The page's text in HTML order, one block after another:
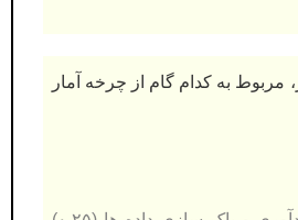
مربوط به کدام گام از چرخه آمار